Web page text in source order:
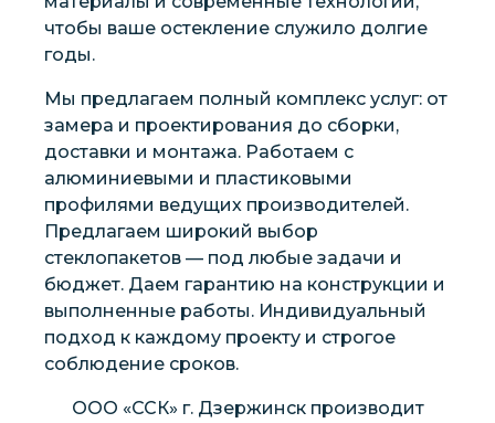
чтобы ваше остекление служило долгие
годы.
Мы предлагаем полный комплекс услуг: от
замера и проектирования до сборки,
доставки и монтажа. Работаем с
алюминиевыми и пластиковыми
профилями ведущих производителей.
Предлагаем широкий выбор
стеклопакетов — под любые задачи и
бюджет. Даем гарантию на конструкции и
выполненные работы. Индивидуальный
подход к каждому проекту и строгое
соблюдение сроков.
ООО «ССК» г. Дзержинск производит